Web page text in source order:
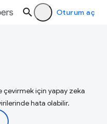
Oturum aç
için yapay zeka
hata olabilir.